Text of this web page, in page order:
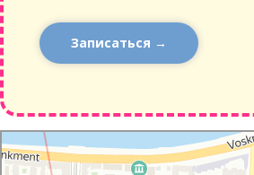
Записаться →
Санкт‑Петербург
Стремянная улица, 20: как доехать на
транспортом или пешком –